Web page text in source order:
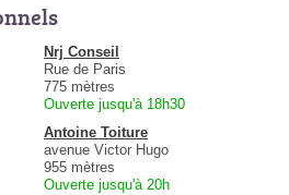
Nrj Conseil
Rue de Paris
775 mètres
Ouverte jusqu'à 18h30
Antoine Toiture
avenue Victor Hugo
955 mètres
Ouverte jusqu'à 20h